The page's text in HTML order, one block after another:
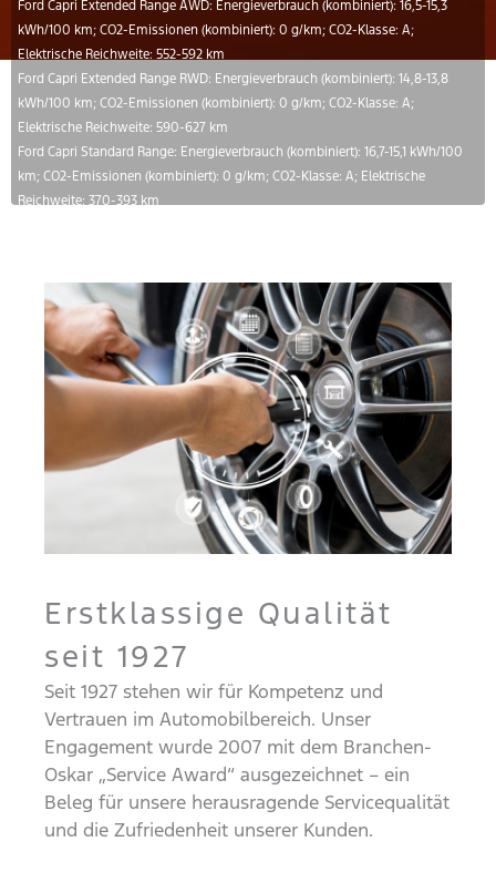
Ford Capri Extended Range AWD: Energieverbrauch (kombiniert): 16,5-15,3
kWh/100 km; CO2-Emissionen (kombiniert): 0 g/km; CO2-Klasse: A;
Elektrische Reichweite: 552-592 km
Ford Capri Extended Range RWD: Energieverbrauch (kombiniert): 14,8-13,8
kWh/100 km; CO2-Emissionen (kombiniert): 0 g/km; CO2-Klasse: A;
Elektrische Reichweite: 590-627 km
Ford Capri Standard Range: Energieverbrauch (kombiniert): 16,7-15,1 kWh/100
km; CO2-Emissionen (kombiniert): 0 g/km; CO2-Klasse: A; Elektrische
Reichweite: 370-393 km
Erstklassige Qualität
seit 1927
Seit 1927 stehen wir für Kompetenz und
Vertrauen im Automobilbereich. Unser
Engagement wurde 2007 mit dem Branchen-
Oskar „Service Award“ ausgezeichnet – ein
Beleg für unsere herausragende Servicequalität
und die Zufriedenheit unserer Kunden.